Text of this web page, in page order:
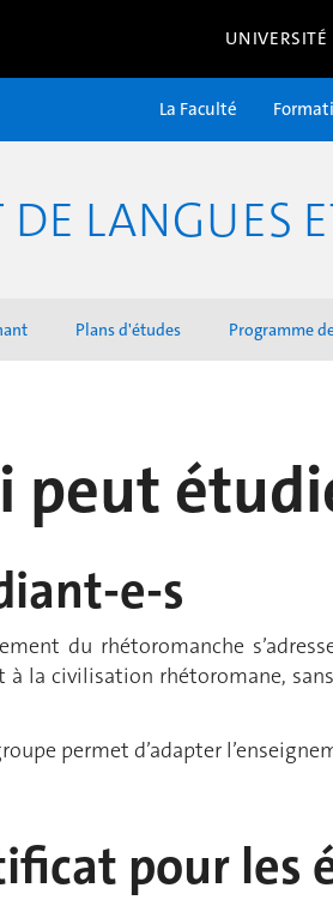
UNIVERSITÉ
La Faculté
LANGUES
Plans d'études Programme
peut
e-s
du rhétoromanche
la civilisation rhétoromane,
permet d’adapter
pour les